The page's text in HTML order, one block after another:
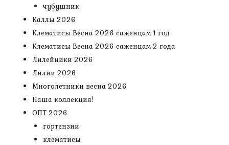
чубушник
Каллы 2026
Клематисы Весна 2026 саженцам 1 год
Клематисы Весна 2026 саженцам 2 года
Лилейники 2026
Лилии 2026
Многолетники весна 2026
Наша коллекция!
ОПТ 2026
гортензии
клематисы